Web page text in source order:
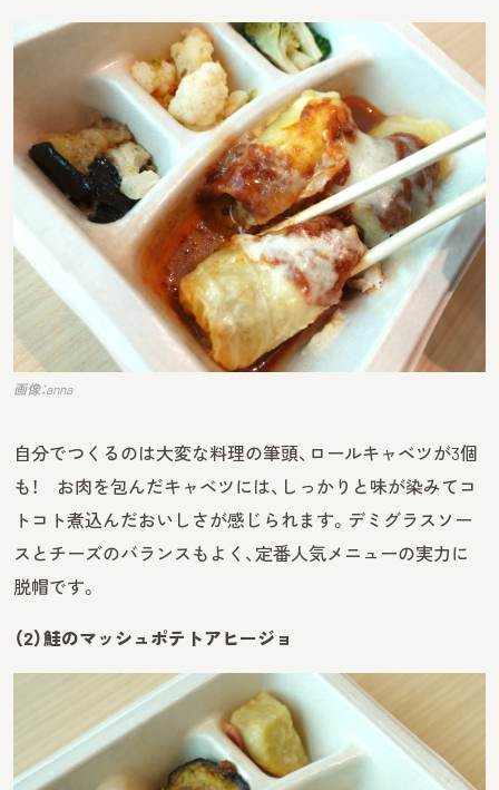
画像：anna
自分でつくるのは大変な料理の筆頭、ロールキャベツが3個
も！ お肉を包んだキャベツには、しっかりと味が染みてコ
トコト煮込んだおいしさが感じられます。デミグラスソー
スとチーズのバランスもよく、定番人気メニューの実力に
脱帽です。
（2）鮭のマッシュポテトアヒージョ